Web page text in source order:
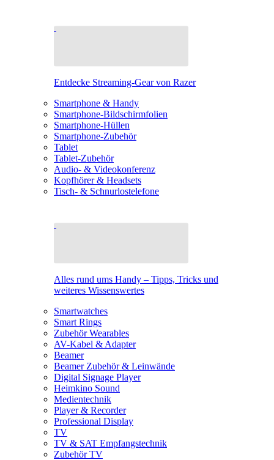
Entdecke Streaming-Gear von Razer
Smartphone & Handy
Smartphone-Bildschirmfolien
Smartphone-Hüllen
Smartphone-Zubehör
Tablet
Tablet-Zubehör
Audio- & Videokonferenz
Kopfhörer & Headsets
Tisch- & Schnurlostelefone
Alles rund ums Handy – Tipps, Tricks und
weiteres Wissenswertes
Smartwatches
Smart Rings
Zubehör Wearables
AV-Kabel & Adapter
Beamer
Beamer Zubehör & Leinwände
Digital Signage Player
Heimkino Sound
Medientechnik
Player & Recorder
Professional Display
TV
TV & SAT Empfangstechnik
Zubehör TV